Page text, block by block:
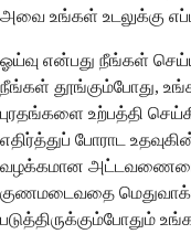
அவை உங்கள் உடலுக்கு
ஓய்வு என்பது நீங்கள்
நீங்கள் தூங்கும்போது,
புரதங்களை உற்பத்தி
எதிர்த்துப் போராட
வழக்கமான
குணமடைவதை
படுத்திருக்கும்போதும்